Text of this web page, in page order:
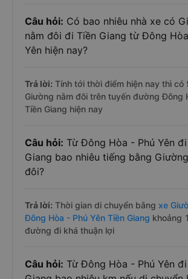
Câu hỏi: Có bao nhiêu nhà xe có
nằm đôi đi Tiền Giang từ Đông
Yên hiện nay?
Trả lời: Tính tới thời điểm hiện nay thì có
Giường nằm đôi trên tuyến đường Đông
Tiền Giang hiện nay
Câu hỏi: Từ Đông Hòa - Phú Yên
Giang bao nhiêu tiếng bằng
đôi?
Trả lời: Thời gian di chuyển bằng xe
Đông Hòa - Phú Yên Tiền Giang khoảng
đường đi khá thuận lợi
Câu hỏi: Từ Đông Hòa - Phú Yên